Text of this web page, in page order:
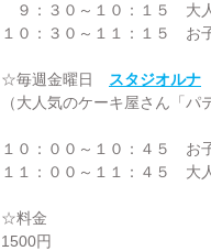
９：３０～１０：１５　大
１０：３０～１１：１５　お
☆毎週金曜日
スタジオルナ
（大人気のケーキ屋さん「パ
１０：００～１０：４５　お
１１：００～１１：４５　大
☆料金
1500円